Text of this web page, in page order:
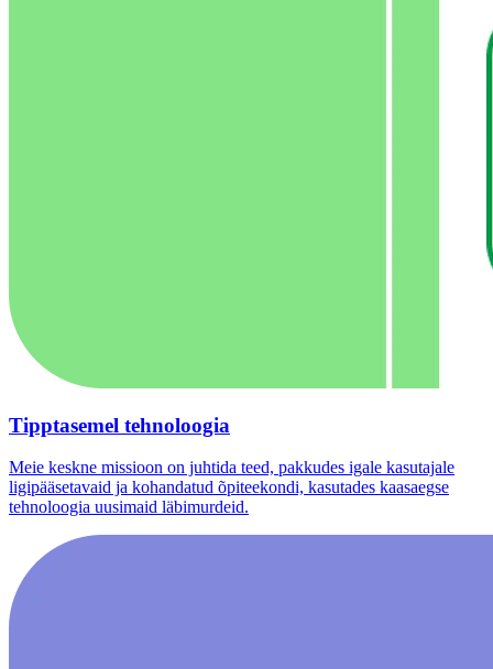
Tipptasemel tehnoloogia
Meie keskne missioon on juhtida teed, pakkudes igale kasutajale
ligipääsetavaid ja kohandatud õpiteekondi, kasutades kaasaegse
tehnoloogia uusimaid läbimurdeid.